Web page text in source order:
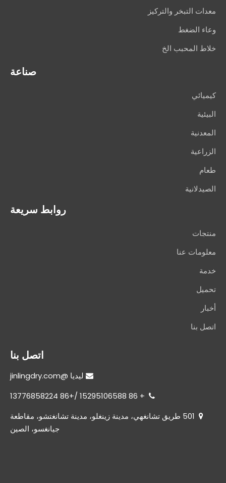
معدات التبخر والتركيز
وعاء الضغط
خلاط المحبب الخ
صناعة
كيميائي
البيئية
المعدنية
الزراعية
طعام
الصيدلانية
روابط سريعة
منتجات
معلومات عنا
خدمة
تحميل
أخبار
اتصل بنا
اتصل بنا
 ليديا @jinlingdry.com

+ 86 15295106588 /+86 13776858224

501 طريق تشانغهي، مدينة زينغلو، مدينة تشانغتشو، مقاطعة
جيانغسو، الصين